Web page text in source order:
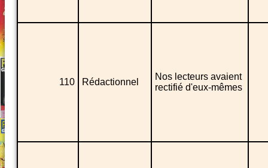
110 Rédactionnel
Nos lecteurs avaient
rectifié d'eux-mêmes